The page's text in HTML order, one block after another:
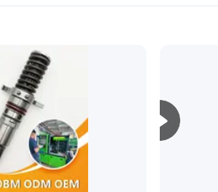
automobiles, voitures
80292-S7a-003